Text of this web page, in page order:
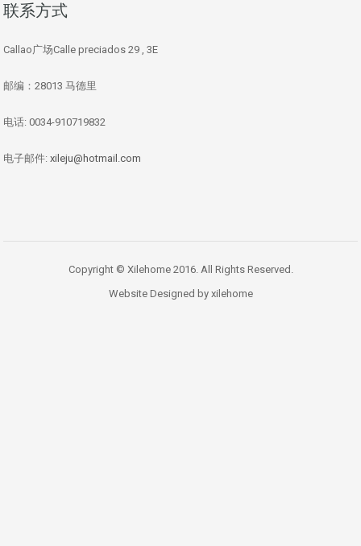
联系方式
Callao广场Calle preciados 29 , 3E
邮编：28013 马德里
电话: 0034-910719832
电子邮件: xileju@hotmail.com
Copyright © Xilehome 2016. All Rights Reserved.
Website Designed by xilehome